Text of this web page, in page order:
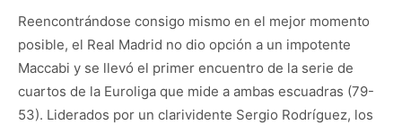
Reencontrándose consigo mismo en el mejor momento
posible, el Real Madrid no dio opción a un impotente
Maccabi y se llevó el primer encuentro de la serie de
cuartos de la Euroliga que mide a ambas escuadras (79-
53). Liderados por un clarividente Sergio Rodríguez, los